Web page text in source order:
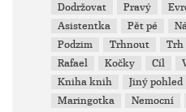
Dodržovat
Pravý
Asistentka
Pět pé
Podzim
Trhnout Trh
Rafael
Kočky Cíl
Kniha knih
Jiný pohled
Maringotka
Nemocní